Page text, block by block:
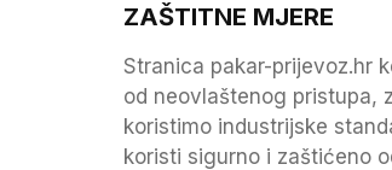
ZAŠTITNE MJERE
Stranica pakar-prijevoz.hr
od neovlaštenog pristupa,
koristimo industrijske
koristi sigurno i zaštićeno